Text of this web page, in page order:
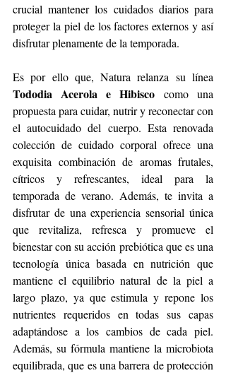
crucial mantener los cuidados diarios para
proteger la piel de los factores externos y así
disfrutar plenamente de la temporada.
Tododia Acerola e Hibisco como una
propuesta para cuidar, nutrir y reconectar con
el autocuidado del cuerpo. Esta renovada
colección de cuidado corporal ofrece una
exquisita combinación de aromas frutales,
cítricos y refrescantes, ideal para la
temporada de verano. Además, te invita a
disfrutar de una experiencia sensorial única
que revitaliza, refresca y promueve el
bienestar con su acción prebiótica que es una
tecnología única basada en nutrición que
mantiene el equilibrio natural de la piel a
largo plazo, ya que estimula y repone los
nutrientes requeridos en todas sus capas
adaptándose a los cambios de cada piel.
Además, su fórmula mantiene la microbiota
equilibrada, que es una barrera de protección